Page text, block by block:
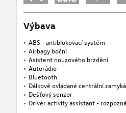
Výbava
ABS - antiblokovací systém
Airbagy boční
Asistent nouzového brzdění
Autorádio
Bluetooth
Dálkově ovládané centrální
Dešťový senzor
Driver activity assistant -